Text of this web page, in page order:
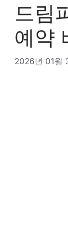
드림
예약
2026년 01월